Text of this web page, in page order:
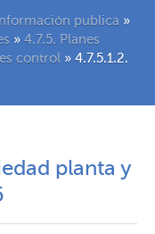
publica »
» 4.7.5. Planes
control » 4.7.5.1.2.
planta y